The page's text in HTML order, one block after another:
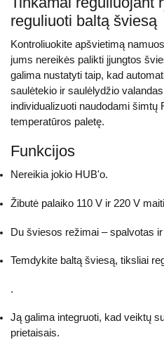
reguliuoti baltą šviesą
Kontroliuokite apšvietimą
jums nereikės palikti įjungtos
galima nustatyti taip, kad
saulėtekio ir saulėlydžio
individualizuoti naudodami šimtų
temperatūros paletę.
Funkcijos
Nereikia jokio HUB'o.
Žibutė palaiko 110 V ir 220 V
Du šviesos režimai – spalvotas
Temdykite baltą šviesą, tiksliai
.
Ją galima integruoti, kad veiktų
prietaisais.